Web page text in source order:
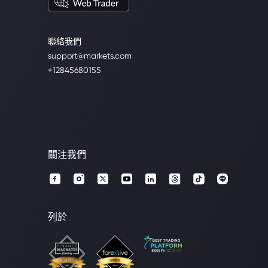
聯絡我們
support@markets.com
+12845680155
關注我們
列於